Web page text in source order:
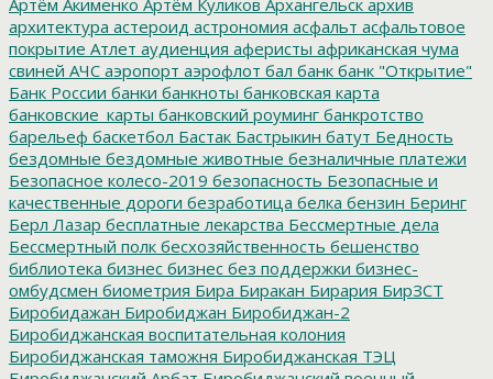
архитектура астероид астрономия асфальт асфальтовое
покрытие Атлет аудиенция аферисты африканская чума
свиней АЧС аэропорт аэрофлот бал банк банк "Открытие"
Банк России банки банкноты банковская карта
банковские_карты банковский роуминг банкротство
барельеф баскетбол Бастак Бастрыкин батут Бедность
бездомные бездомные животные безналичные платежи
Безопасное колесо-2019 безопасность Безопасные и
качественные дороги безработица белка бензин Беринг
Берл Лазар бесплатные лекарства Бессмертные дела
Бессмертный полк бесхозяйственность бешенство
библиотека бизнес бизнес без поддержки бизнес-
омбудсмен биометрия Бира Биракан Бирария БирЗСТ
Биробидажан Биробиджан Биробиджан-2
Биробиджанская воспитательная колония
Биробиджанская таможня Биробиджанская ТЭЦ